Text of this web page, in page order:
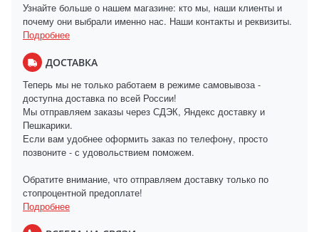
Узнайте больше о нашем магазине: кто мы, наши клиенты и
почему они выбрали именно нас. Наши контакты и реквизиты.
Подробнее
ДОСТАВКА
Теперь мы не только работаем в режиме самовывоза -
доступна доставка по всей России!
Мы отправляем заказы через СДЭК, Яндекс доставку и
Пешкарики.
Если вам удобнее оформить заказ по телефону, просто
позвоните - с удовольствием поможем.
Обратите внимание, что отправляем доставку только по
стопроцентной предоплате!
Подробнее